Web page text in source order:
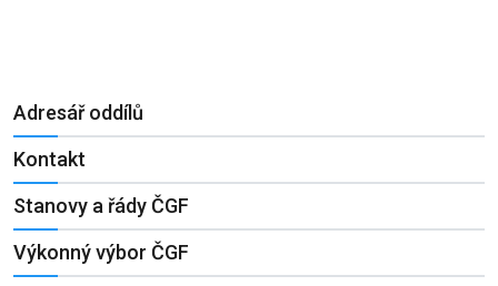
Adresář oddílů
Kontakt
Stanovy a řády ČGF
Výkonný výbor ČGF